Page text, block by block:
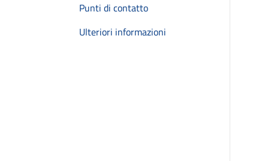
Punti di contatto
Ulteriori informazioni